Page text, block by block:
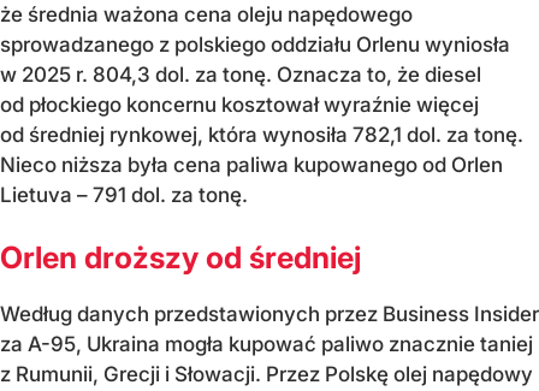
że średnia ważona cena oleju napędowego
sprowadzanego z polskiego oddziału Orlenu wyniosła
w 2025 r. 804,3 dol. za tonę. Oznacza to, że diesel
od płockiego koncernu kosztował wyraźnie więcej
od średniej rynkowej, która wynosiła 782,1 dol. za tonę.
Nieco niższa była cena paliwa kupowanego od Orlen
Lietuva – 791 dol. za tonę.
Orlen droższy od średniej
Według danych przedstawionych przez Business Insider
za A-95, Ukraina mogła kupować paliwo znacznie taniej
z Rumunii, Grecji i Słowacji. Przez Polskę olej napędowy